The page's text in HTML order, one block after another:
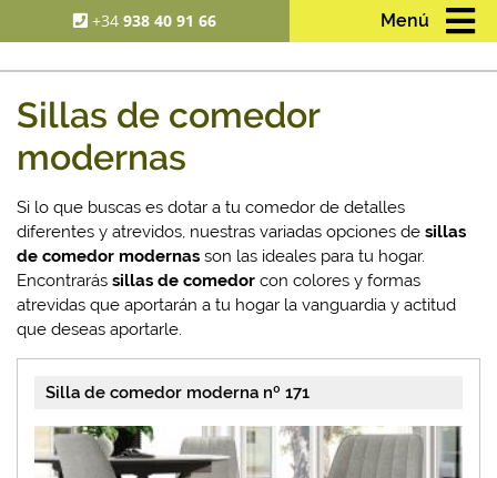
+34938 40 91 66 Menú
Sillas de comedor
modernas
Si lo que buscas es dotar a tu comedor de detalles
diferentes y atrevidos, nuestras variadas opciones de sillas
de comedor modernas son las ideales para tu hogar.
Encontrarás sillas de comedor con colores y formas
atrevidas que aportarán a tu hogar la vanguardia y actitud
que deseas aportarle.
Silla de comedor moderna nº 171